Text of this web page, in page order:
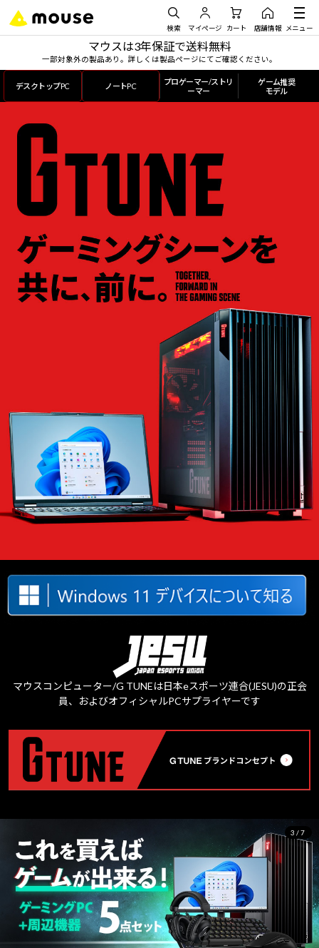
検索 マイページ カート 店舗情報 メニュー
マウスは3年保証で送料無料
一部対象外の製品あり。詳しくは製品ページにてご確認ください。
デスクトップPC ノートPC
プロゲーマー/ストリ
ーマー
ゲーム推奨
モデル
マウスコンピューター/G TUNEは日本eスポーツ連合(JESU)の正会
員、およびオフィシャルPCサプライヤーです
3/7